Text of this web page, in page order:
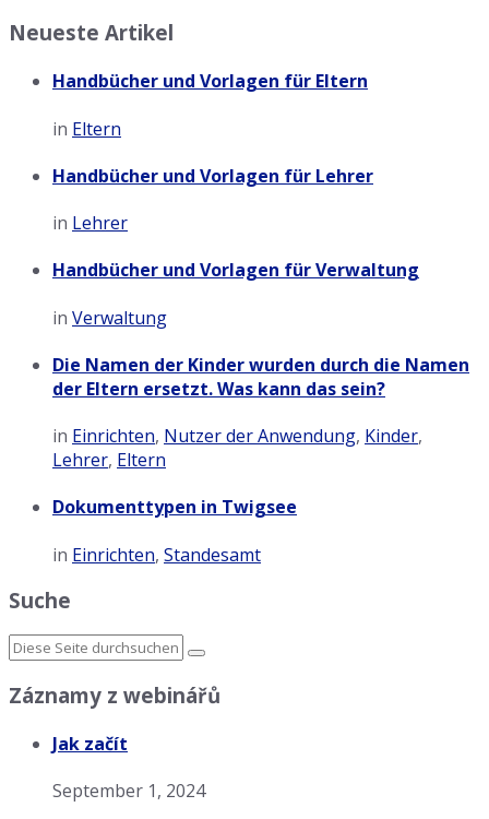
Neueste Artikel
Handbücher und Vorlagen für Eltern
in Eltern
Handbücher und Vorlagen für Lehrer
in Lehrer
Handbücher und Vorlagen für Verwaltung
in Verwaltung
Die Namen der Kinder wurden durch die Namen
der Eltern ersetzt. Was kann das sein?
in Einrichten, Nutzer der Anwendung, Kinder,
Lehrer, Eltern
Dokumenttypen in Twigsee
in Einrichten, Standesamt
Suche
Záznamy z webinářů
Jak začít
September 1, 2024